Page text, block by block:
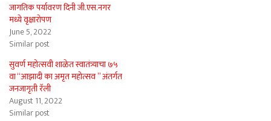
जागतिक पर्यावरण दिनी जी.एस.नगर
मध्ये वृक्षारोपण
June 5, 2022
Similar post
सुवर्ण महोत्सवी शाळेत स्वातंत्र्याचा ७५
वा “आझादी का अमृत महोत्सव ” अंतर्गत
जनजागृती रॅली
August 11, 2022
Similar post